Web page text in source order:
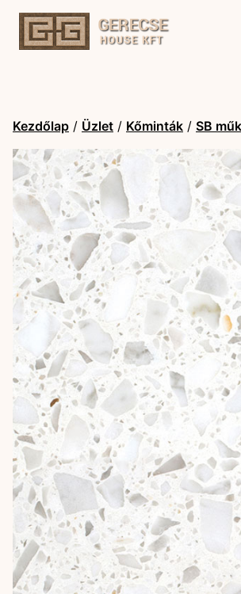
Kezdőlap / Üzlet / Kőminták / SB